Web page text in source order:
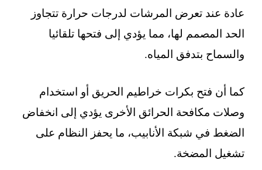
عادة عند تعرض المرشات لدرجات حرارة تتجاوز
الحد المصمم لها، مما يؤدي إلى فتحها تلقائيا
والسماح بتدفق المياه.
كما أن فتح بكرات خراطيم الحريق أو استخدام
وصلات مكافحة الحرائق الأخرى يؤدي إلى انخفاض
الضغط في شبكة الأنابيب، ما يحفز النظام على
تشغيل المضخة.